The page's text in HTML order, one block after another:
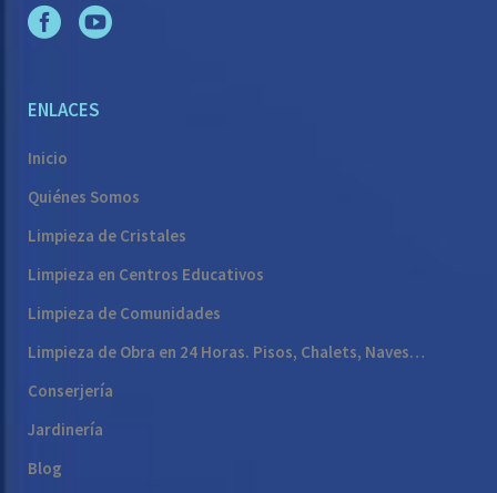
ENLACES
Inicio
Quiénes Somos
Limpieza de Cristales
Limpieza en Centros Educativos
Limpieza de Comunidades
Limpieza de Obra en 24 Horas. Pisos, Chalets, Naves…
Conserjería
Jardinería
Blog